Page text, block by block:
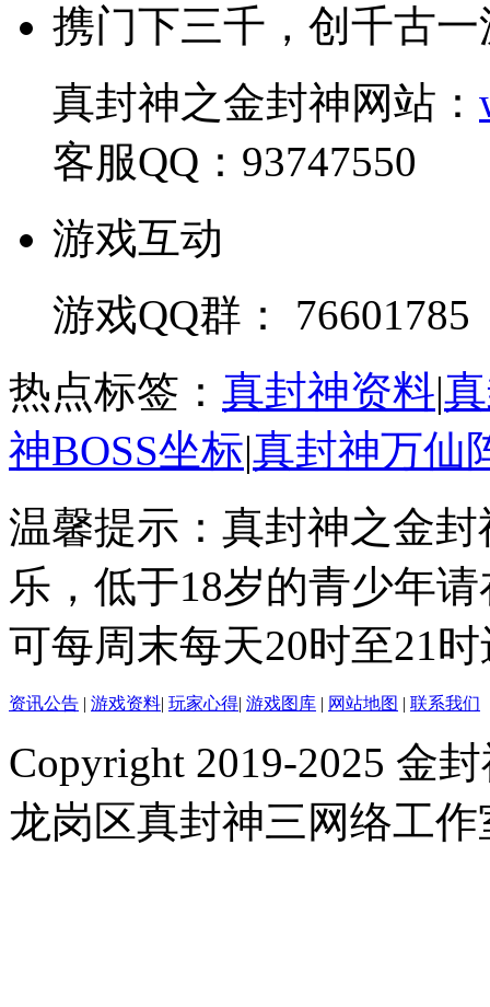
携门下三千，创千古一
真封神之金封神网站：
客服QQ：93747550
游戏互动
游戏QQ群： 76601785
热点标签： 真封神资料|
神BOSS坐标|真封神万仙
温馨提示：真封神之金
乐，低于18岁的青少年
可每周末每天20时至21
资讯公告 | 游戏资料| 玩家心得| 游戏图库 | 网站地图 | 联系我们
Copyright 2019-2025 金
龙岗区真封神三网络工